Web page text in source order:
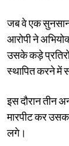
जब वे एक सुनसान
आरोपी ने
उसके कड़े
स्थापित करने में
इस दौरान तीन
मारपीट कर
लगे।